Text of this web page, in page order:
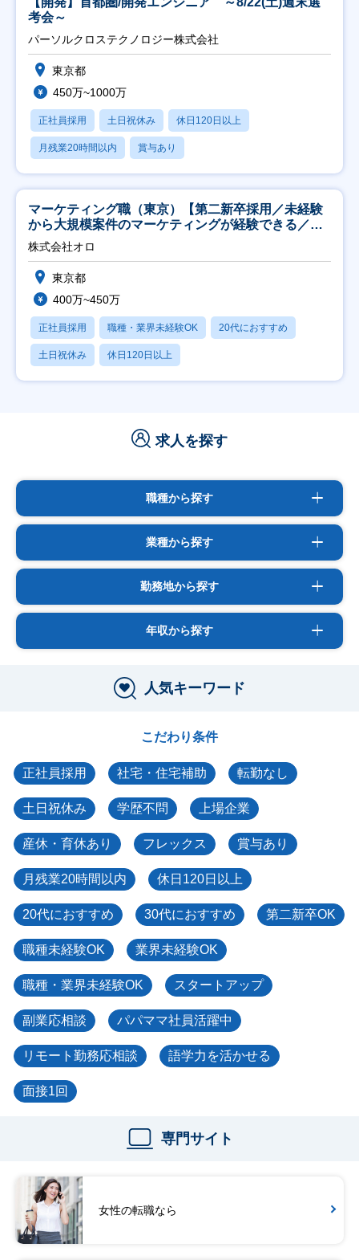
考会～
パーソルクロステクノロジー株式会社
東京都
450万~1000万
正社員採用 土日祝休み 休日120日以上
月残業20時間以内 賞与あり
マーケティング職（東京）【第二新卒採用／未経験
から大規模案件のマーケティングが経験できる／研
修充実】
株式会社オロ
東京都
400万~450万
正社員採用 職種・業界未経験OK 20代におすすめ
土日祝休み 休日120日以上
求人を探す
職種から探す
業種から探す
勤務地から探す
年収から探す
人気キーワード
こだわり条件
正社員採用 社宅・住宅補助 転勤なし
土日祝休み 学歴不問 上場企業
産休・育休あり フレックス 賞与あり
月残業20時間以内 休日120日以上
20代におすすめ 30代におすすめ 第二新卒OK
職種未経験OK 業界未経験OK
職種・業界未経験OK スタートアップ
副業応相談 パパママ社員活躍中
リモート勤務応相談 語学力を活かせる
面接1回
専門サイト
女性の転職なら